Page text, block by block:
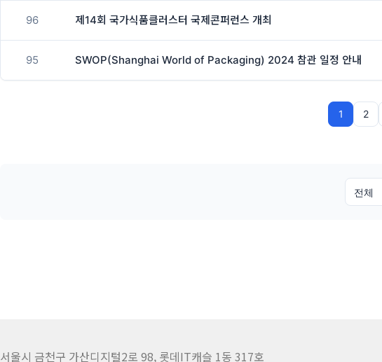
96 제14회 국가식품클러스터 국제콘퍼런스 개최
95 SWOP(Shanghai World of Packaging) 2024 참관 일정 안내
1 2
서울시 금천구 가산디지털2로 98, 롯데IT캐슬 1동 317호